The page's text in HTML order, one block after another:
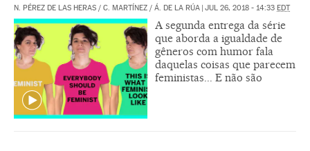
N. PÉREZ DE LAS HERAS / C. MARTÍNEZ / Á. DE LA RÚA JUL 26, 2018 - 14:33 EDT
A segunda entrega da série
que aborda a igualdade de
gêneros com humor fala
daquelas coisas que parecem
feministas... E não são